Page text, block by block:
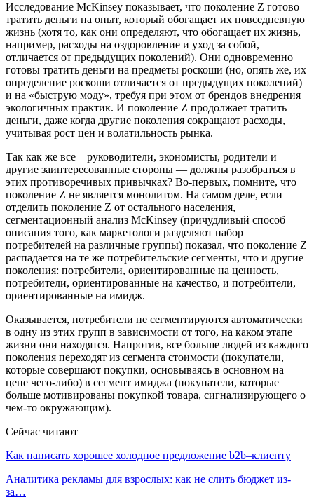
Исследование McKinsey показывает, что поколение Z готово
тратить деньги на опыт, который обогащает их повседневную
жизнь (хотя то, как они определяют, что обогащает их жизнь,
например, расходы на оздоровление и уход за собой,
отличается от предыдущих поколений). Они одновременно
готовы тратить деньги на предметы роскоши (но, опять же, их
определение роскоши отличается от предыдущих поколений)
и на «быструю моду», требуя при этом от брендов внедрения
экологичных практик. И поколение Z продолжает тратить
деньги, даже когда другие поколения сокращают расходы,
учитывая рост цен и волатильность рынка.
Так как же все – руководители, экономисты, родители и
другие заинтересованные стороны — должны разобраться в
этих противоречивых привычках? Во-первых, помните, что
поколение Z не является монолитом. На самом деле, если
отделить поколение Z от остального населения,
сегментационный анализ McKinsey (причудливый способ
описания того, как маркетологи разделяют набор
потребителей на различные группы) показал, что поколение Z
распадается на те же потребительские сегменты, что и другие
поколения: потребители, ориентированные на ценность,
потребители, ориентированные на качество, и потребители,
ориентированные на имидж.
Оказывается, потребители не сегментируются автоматически
в одну из этих групп в зависимости от того, на каком этапе
жизни они находятся. Напротив, все больше людей из каждого
поколения переходят из сегмента стоимости (покупатели,
которые совершают покупки, основываясь в основном на
цене чего-либо) в сегмент имиджа (покупатели, которые
больше мотивированы покупкой товара, сигнализирующего о
чем-то окружающим).
Сейчас читают
Как написать хорошее холодное предложение b2b–клиенту
Аналитика рекламы для взрослых: как не слить бюджет из-
за…